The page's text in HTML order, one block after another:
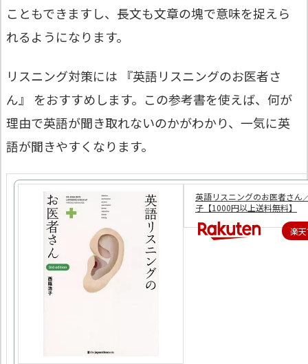
こともできますし、長文も文章の塊で意味を捉えら
れるようになります。
リスニング対策には 『英語リスニングのお医者さ
ん』 をおすすめします。この参考書を使えば、何が
理由で英語が聞き取れないのかがわかり、一気に英
語が聞きやすくなります。
英語リスニングのお医者さん
子【1000円以上送料無料】
楽